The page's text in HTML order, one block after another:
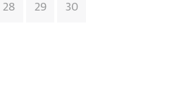
28 29 30